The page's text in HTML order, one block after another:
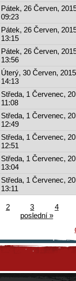
Pátek, 26 Červen,
09:23
Pátek, 26 Červen,
13:15
Pátek, 26 Červen,
13:56
Úterý, 30 Červen,
14:13
Středa, 1 Červenec,
11:08
Středa, 1 Červenec,
12:49
Středa, 1 Červenec,
12:51
Středa, 1 Červenec,
13:04
Středa, 1 Červenec,
13:11
2 3
4
poslední »